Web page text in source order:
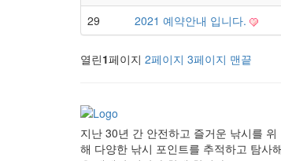
29
2021 예약안내 입니다.
열린1페이지 2페이지 3페이지 맨끝
지난 30년 간 안전하고 즐거운 낚시를 위
해 다양한 낚시 포인트를 추적하고 탐사해